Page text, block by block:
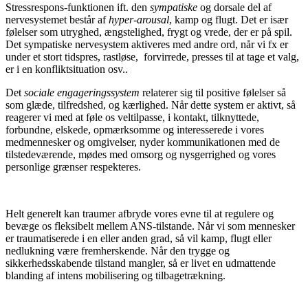
Stressrespons-funktionen ift. den sympatiske og dorsale del af
nervesystemet består afhyper-arousal, kamp og flugt. Det er især
følelser som utryghed, ængstelighed, frygt og vrede, der er på spil.
Det sympatiske nervesystem aktiveres med andre ord, når vi fx er
under et stort tidspres, rastløse, forvirrede, presses til at tage et valg,
er i en konfliktsituation osv..
Det sociale engageringssystem relaterer sig til positive følelser så
som glæde, tilfredshed, og kærlighed. Når dette system er aktivt, så
reagerer vi med at føle os veltilpasse, i kontakt, tilknyttede,
forbundne, elskede, opmærksomme og interesserede i vores
medmennesker og omgivelser, nyder kommunikationen med de
tilstedeværende, mødes med omsorg og nysgerrighed og vores
personlige grænser respekteres.
Helt generelt kan traumer afbryde vores evne til at regulere og
bevæge os fleksibelt mellem ANS-tilstande. Når vi som mennesker
er traumatiserede i en eller anden grad, så vil kamp, flugt eller
nedlukning være fremherskende. Når den trygge og
sikkerhedsskabende tilstand mangler, så er livet en udmattende
blanding af intens mobilisering og tilbagetrækning.